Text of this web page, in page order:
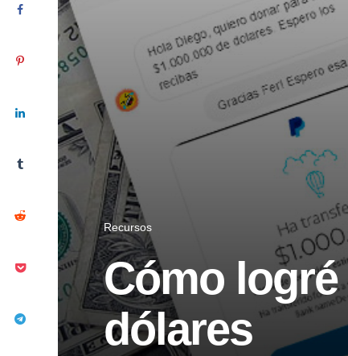
Recursos
Cómo
dólares